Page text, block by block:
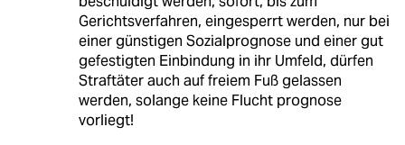
Gerichtsverfahren, eingesperrt werden, nur bei
einer günstigen Sozialprognose und einer gut
gefestigten Einbindung in ihr Umfeld, dürfen
Straftäter auch auf freiem Fuß gelassen
werden, solange keine Flucht prognose
vorliegt!